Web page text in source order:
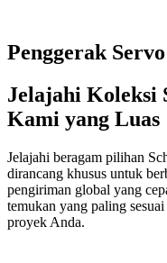
Penggerak
Jelajahi Koleksi
Kami yang Luas
Jelajahi beragam pilihan
dirancang khusus untuk
pengiriman global yang
temukan yang paling
proyek Anda.